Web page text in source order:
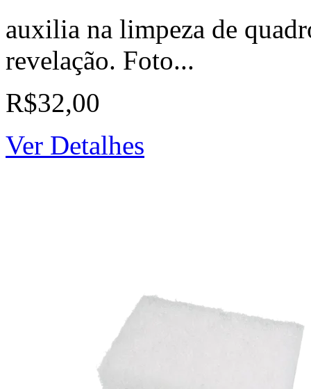
auxilia na limpeza de
revelação. Foto...
R$32,00
Ver Detalhes